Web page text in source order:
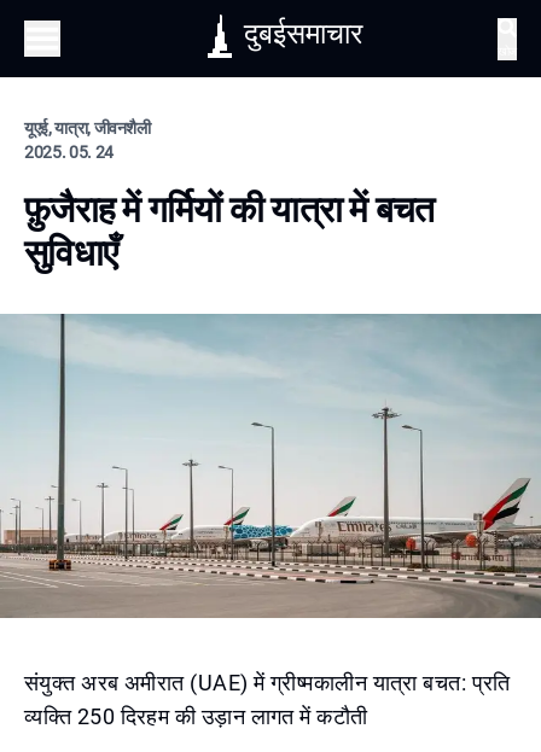
दुबईसमाचार
यूएई, यात्रा, जीवनशैली
2025. 05. 24
फ़ुजैराह में गर्मियों की यात्रा में बचत
सुविधाएँ
संयुक्त अरब अमीरात (UAE) में ग्रीष्मकालीन यात्रा बचत: प्रति
व्यक्ति 250 दिरहम की उड़ान लागत में कटौती